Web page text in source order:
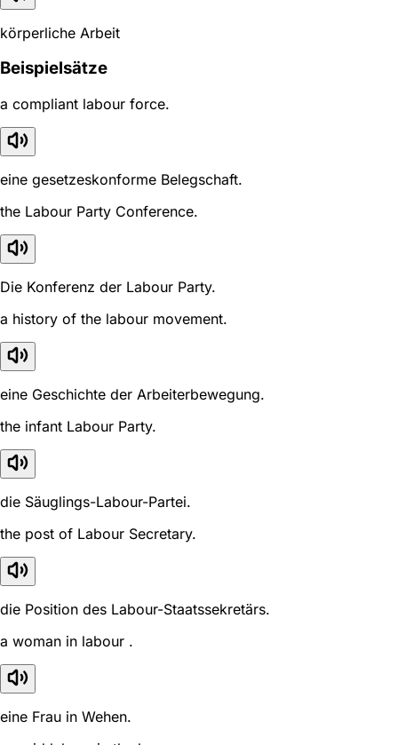
körperliche Arbeit
Beispielsätze
a compliant labour force.
eine gesetzeskonforme Belegschaft.
the Labour Party Conference.
Die Konferenz der Labour Party.
a history of the labour movement.
eine Geschichte der Arbeiterbewegung.
the infant Labour Party.
die Säuglings-Labour-Partei.
the post of Labour Secretary.
die Position des Labour-Staatssekretärs.
a woman in labour .
eine Frau in Wehen.